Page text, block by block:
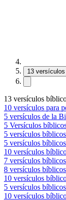
13
13 versículos
10 versículos para
5 versículos de la
5 Versículos
5 versículos
5 versículos
10 versículos
7 versículos
8 versículos
10 versículos
5 versículos
10 versículos